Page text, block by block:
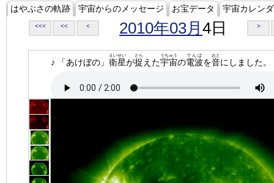
はやぶさの軌跡 宇宙からのメッセージ お宝データ 宇宙カレン
<<< << < 2010年03月 4日 >
♪ 「あけぼの」 衛星
えいせい
が捉
とら
えた宇宙
うちゅう
の電波
でんぱ
を音
おと
にしました。